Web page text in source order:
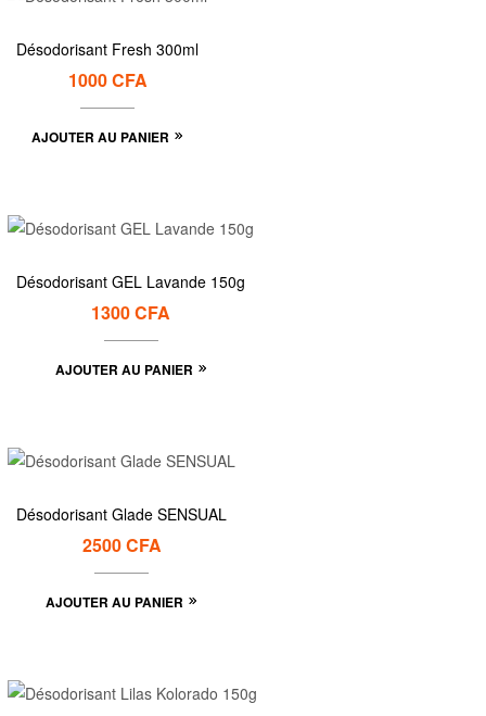
Désodorisant Fresh 300ml
1000CFA
AJOUTER AU PANIER
Désodorisant GEL Lavande 150g
1300CFA
AJOUTER AU PANIER
Désodorisant Glade SENSUAL
2500CFA
AJOUTER AU PANIER